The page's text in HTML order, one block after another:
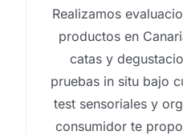
Realizamos
productos en
catas y
pruebas in situ bajo
test sensoriales y
consumidor te